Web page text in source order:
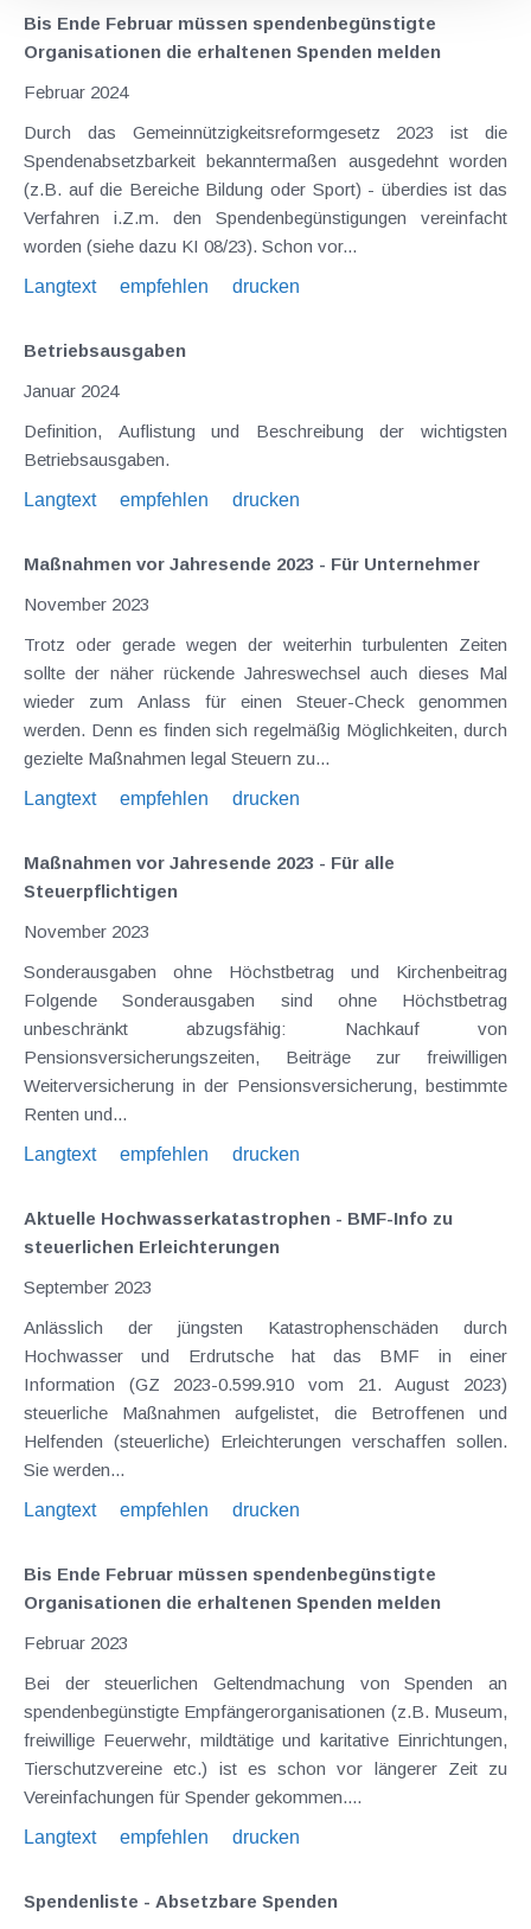
Bis Ende Februar müssen spendenbegünstigte
Organisationen die erhaltenen Spenden melden
Februar 2024
Durch das Gemeinnützigkeitsreformgesetz 2023 ist die
Spendenabsetzbarkeit bekanntermaßen ausgedehnt worden
(z.B. auf die Bereiche Bildung oder Sport) - überdies ist das
Verfahren i.Z.m. den Spendenbegünstigungen vereinfacht
worden (siehe dazu KI 08/23). Schon vor...
Langtext
empfehlen drucken
Betriebsausgaben
Januar 2024
Definition, Auflistung und Beschreibung der wichtigsten
Betriebsausgaben.
Langtext
empfehlen drucken
Maßnahmen vor Jahresende 2023 - Für Unternehmer
November 2023
Trotz oder gerade wegen der weiterhin turbulenten Zeiten
sollte der näher rückende Jahreswechsel auch dieses Mal
wieder zum Anlass für einen Steuer-Check genommen
werden. Denn es finden sich regelmäßig Möglichkeiten, durch
gezielte Maßnahmen legal Steuern zu...
Langtext
empfehlen drucken
Maßnahmen vor Jahresende 2023 - Für alle
Steuerpflichtigen
November 2023
Sonderausgaben ohne Höchstbetrag und Kirchenbeitrag
Folgende Sonderausgaben sind ohne Höchstbetrag
unbeschränkt abzugsfähig: Nachkauf von
Pensionsversicherungszeiten, Beiträge zur freiwilligen
Weiterversicherung in der Pensionsversicherung, bestimmte
Renten und...
Langtext
empfehlen drucken
Aktuelle Hochwasserkatastrophen - BMF-Info zu
steuerlichen Erleichterungen
September 2023
Anlässlich der jüngsten Katastrophenschäden durch
Hochwasser und Erdrutsche hat das BMF in einer
Information (GZ 2023-0.599.910 vom 21. August 2023)
steuerliche Maßnahmen aufgelistet, die Betroffenen und
Helfenden (steuerliche) Erleichterungen verschaffen sollen.
Sie werden...
Langtext
empfehlen drucken
Bis Ende Februar müssen spendenbegünstigte
Organisationen die erhaltenen Spenden melden
Februar 2023
Bei der steuerlichen Geltendmachung von Spenden an
spendenbegünstigte Empfängerorganisationen (z.B. Museum,
freiwillige Feuerwehr, mildtätige und karitative Einrichtungen,
Tierschutzvereine etc.) ist es schon vor längerer Zeit zu
Vereinfachungen für Spender gekommen....
Langtext
empfehlen drucken
Spendenliste - Absetzbare Spenden